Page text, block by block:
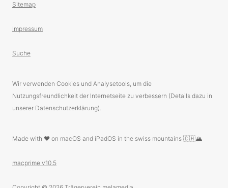
Sitemap
Impressum
Suche
Wir verwenden Cookies und Analysetools, um die
Nutzungsfreundlichkeit der Internetseite zu verbessern (Details dazu in
unserer Datenschutzerklärung).
Made with ❤️ on macOS and iPadOS in the swiss mountains 🇨🇭🏔
macprime v10.5